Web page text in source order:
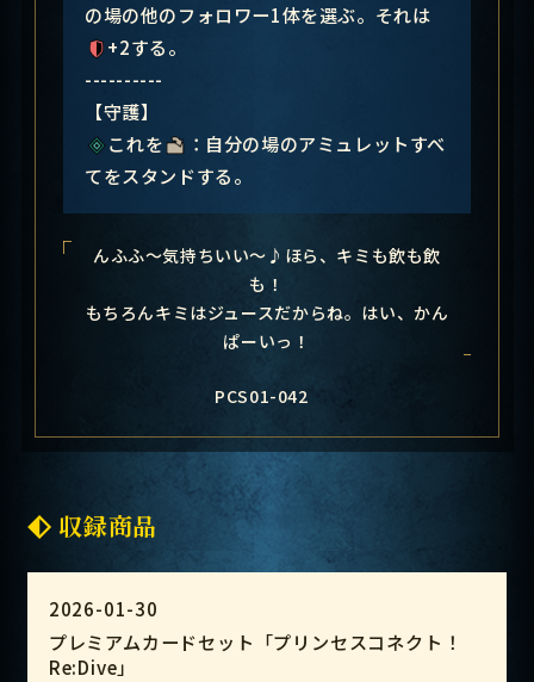
の場の他のフォロワー1体を選ぶ。それは
+2する。
----------
【守護】
これを
：自分の場のアミュレットすべ
てをスタンドする。
んふふ～気持ちいい～♪ほら、キミも飲も飲
も！
もちろんキミはジュースだからね。はい、かん
ぱーいっ！
PCS01-042
収録商品
2026-01-30
プレミアムカードセット「プリンセスコネクト！
Re:Dive」